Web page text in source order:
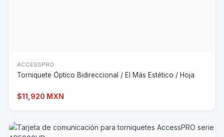
ACCESSPRO
Torniquete Óptico Bidireccional / El Más Estético / Hoja
$11,920 MXN